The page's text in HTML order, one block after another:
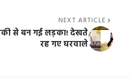
NEXT ARTICLE
से बन गई लड़का! देखते
रह गए घरवाले